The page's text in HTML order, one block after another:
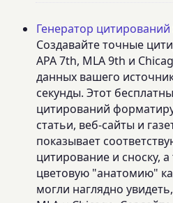
Генератор
Создавайте точные
APA 7th, MLA 9th и
данных вашего
секунды. Этот
цитирований
статьи, веб-сайты и
показывает
цитирование и сноску,
цветовую "анатомию"
могли наглядно